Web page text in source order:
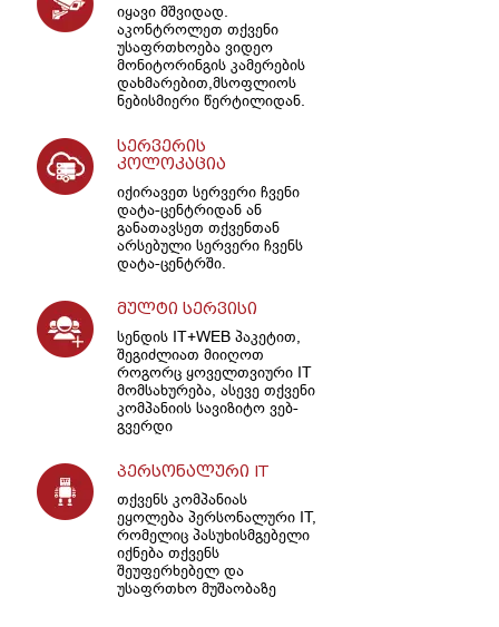
იყავი მშვიდად.
აკონტროლეთ თქვენი
უსაფრთხოება ვიდეო
მონიტორინგის კამერების
დახმარებით,მსოფლიოს
ნებისმიერი წერტილიდან.
სერვერის
კოლოკაცია
იქირავეთ სერვერი ჩვენი
დატა-ცენტრიდან ან
განათავსეთ თქვენთან
არსებული სერვერი ჩვენს
დატა-ცენტრში.
მულტი სერვისი
სენდის IT+WEB პაკეტით,
შეგიძლიათ მიიღოთ
როგორც ყოველთვიური IT
მომსახურება, ასევე თქვენი
კომპანიის სავიზიტო ვებ-
გვერდი
პერსონალური IT
თქვენს კომპანიას
ეყოლება პერსონალური IT,
რომელიც პასუხისმგებელი
იქნება თქვენს
შეუფერხებელ და
უსაფრთხო მუშაობაზე